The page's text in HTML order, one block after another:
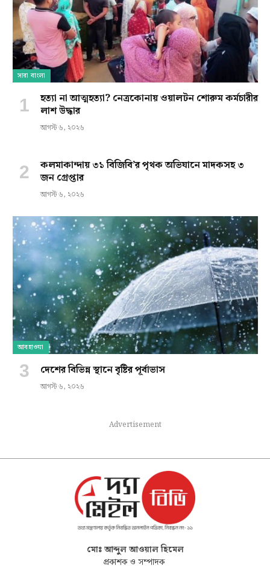
সারা বাংলা
হত্যা না আত্মহত্যা? নেত্রকোনায় ওয়ালটন শোরুম কর্মচারীর
লাশ উদ্ধার
আগস্ট ৬, ২০২৬
কলমাকান্দায় ৩১ বিজিবি’র পৃথক অভিযানে মাদকসহ ৩
জন গ্রেপ্তার
আগস্ট ৬, ২০২৬
আবহাওয়া
দেশের বিভিন্ন স্থানে বৃষ্টির পূর্বাভাস
আগস্ট ৬, ২০২৬
Advertisement
মোঃ আব্দুল আওয়াল হিমেল
প্রকাশক ও সম্পাদক